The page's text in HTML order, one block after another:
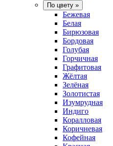
По цвету »
Бежевая
Белая
Бирюзовая
Бордовая
Голубая
Горчичная
Графитовая
Жёлтая
Зелёная
Золотистая
Изумрудная
Индиго
Коралловая
Коричневая
Кофейная